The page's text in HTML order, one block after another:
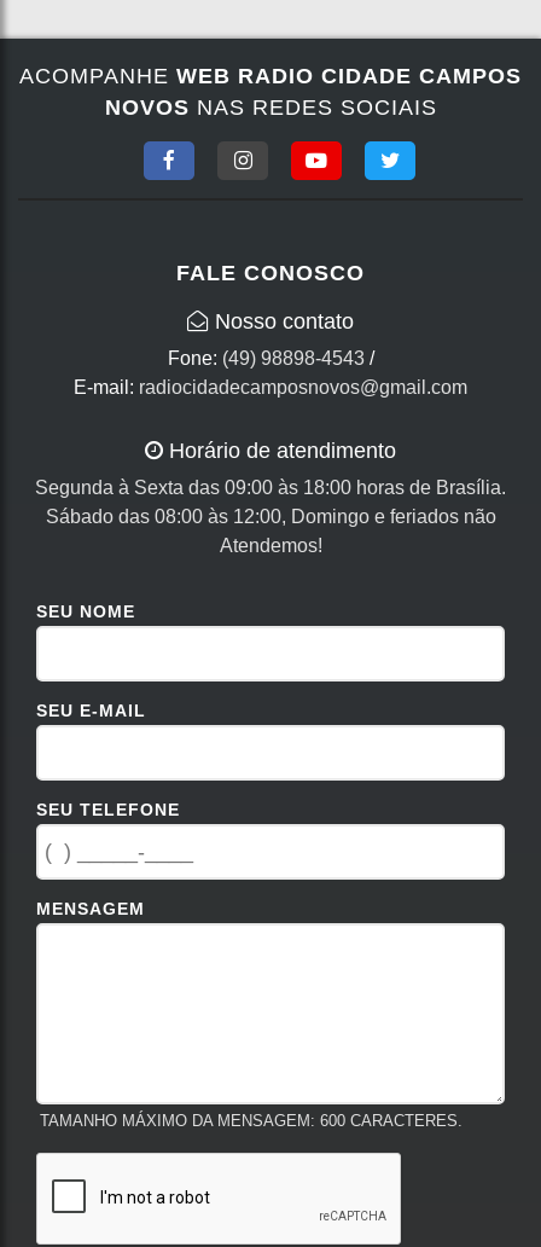
ACOMPANHE WEB RADIO CIDADE CAMPOS
NOVOS NAS REDES SOCIAIS
FALE CONOSCO
Nosso contato
Fone: (49) 98898-4543/
E-mail: radiocidadecamposnovos@gmail.com
Horário de atendimento
Segunda à Sexta das 09:00 às 18:00 horas de Brasília.
Sábado das 08:00 às 12:00, Domingo e feriados não
Atendemos!
SEU NOME
SEU E-MAIL
SEU TELEFONE
MENSAGEM
TAMANHO MÁXIMO DA MENSAGEM: 600 CARACTERES.